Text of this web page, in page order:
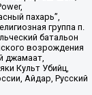
пахарь”,
группа п.
батальон
возрождения
джамаат,
Культ Убийц,
Айдар, Русский